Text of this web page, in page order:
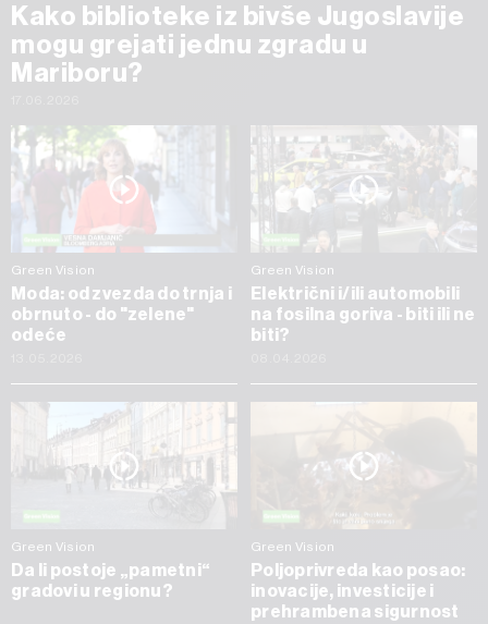
Kako biblioteke iz bivše Jugoslavije
mogu grejati jednu zgradu u
Mariboru?
Green Vision
Moda: od zvezda do trnja i
obrnuto - do "zelene"
odeće
Green Vision
Električni i/ili automobili
na fosilna goriva - biti ili ne
biti?
Green Vision
Da li postoje „pametni“
gradovi u regionu?
Green Vision
Poljoprivreda kao posao:
inovacije, investicije i
prehrambena sigurnost